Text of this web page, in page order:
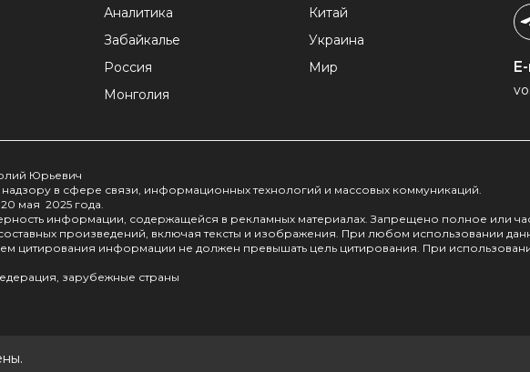
Аналитика
Забайкалье
Россия
Монголия
Китай
Украина
Мир
Юрьевич
в сфере связи, информационных технологий и массовых коммуникаций.
мая 2025 года.
информации, содержащейся в рекламных материалах. Запрещено полное или
произведений, включая тексты и изображения. При любом использовании
цитирования информации не должен превышать цель цитирования. При
зарубежные страны